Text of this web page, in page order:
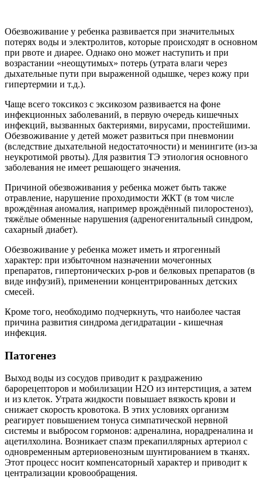
Обезвоживание у ребенка развивается при значительных
потерях воды и электролитов, которые происходят в основном
при рвоте и диарее. Однако оно может наступить и при
возрастании «неощутимых» потерь (утрата влаги через
дыхательные пути при выраженной одышке, через кожу при
гипертермии и т.д.).
Чаще всего токсикоз с эксикозом развивается на фоне
инфекционных заболеваний, в первую очередь кишечных
инфекций, вызванных бактериями, вирусами, простейшими.
Обезвоживание у детей может развиться при пневмонии
(вследствие дыхательной недостаточности) и менингите (из-за
неукротимой рвоты). Для развития ТЭ этиология основного
заболевания не имеет решающего значения.
Причиной обезвоживания у ребенка может быть также
отравление, нарушение проходимости ЖКТ (в том числе
врождённая аномалия, например врождённый пилоростеноз),
тяжёлые обменные нарушения (адреногенитальный синдром,
сахарный диабет).
Обезвоживание у ребенка может иметь и ятрогенный
характер: при избыточном назначении мочегонных
препаратов, гипертонических р-ров и белковых препаратов (в
виде инфузий), применении концентрированных детских
смесей.
Кроме того, необходимо подчеркнуть, что наиболее частая
причина развития синдрома дегидратации - кишечная
инфекция.
Патогенез
Выход воды из сосудов приводит к раздражению
барорецепторов и мобилизации H2O из интерстиция, а затем
и из клеток. Утрата жидкости повышает вязкость крови и
снижает скорость кровотока. В этих условиях организм
реагирует повышением тонуса симпатической нервной
системы и выбросом гормонов: адреналина, норадреналина и
ацетилхолина. Возникает спазм прекапиллярных артериол с
одновременным артериовенозным шунтированием в тканях.
Этот процесс носит компенсаторный характер и приводит к
централизации кровообращения.